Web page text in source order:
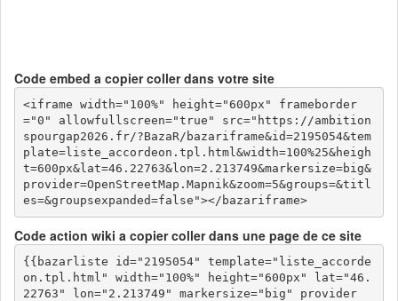
Code embed a copier coller dans votre site
<iframe width="100%" height="600px" frameborder
="0" allowfullscreen="true" src="https://ambition
spourgap2026.fr/?BazaR/bazariframe&id=2195054&tem
plate=liste_accordeon.tpl.html&width=100%25&heigh
t=600px&lat=46.22763&lon=2.213749&markersize=big&
provider=OpenStreetMap.Mapnik&zoom=5&groups=&titl
es=&groupsexpanded=false"></bazariframe>
Code action wiki a copier coller dans une page de ce site
{{bazarliste id="2195054" template="liste_accorde
on.tpl.html" width="100%" height="600px" lat="46.
22763" lon="2.213749" markersize="big" provider